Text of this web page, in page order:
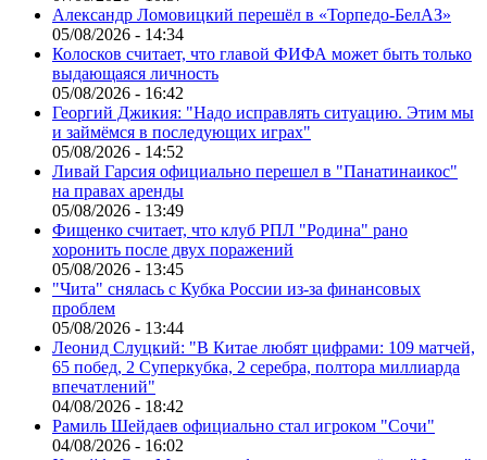
Александр Ломовицкий перешёл в «Торпедо-БелАЗ»
05/08/2026 - 14:34
Колосков считает, что главой ФИФА может быть только
выдающаяся личность
05/08/2026 - 16:42
Георгий Джикия: "Надо исправлять ситуацию. Этим мы
и займёмся в последующих играх"
05/08/2026 - 14:52
Ливай Гарсия официально перешел в "Панатинаикос"
на правах аренды
05/08/2026 - 13:49
Фищенко считает, что клуб РПЛ "Родина" рано
хоронить после двух поражений
05/08/2026 - 13:45
"Чита" снялась с Кубка России из-за финансовых
проблем
05/08/2026 - 13:44
Леонид Слуцкий: "В Китае любят цифрами: 109 матчей,
65 побед, 2 Суперкубка, 2 серебра, полтора миллиарда
впечатлений"
04/08/2026 - 18:42
Рамиль Шейдаев официально стал игроком "Сочи"
04/08/2026 - 16:02